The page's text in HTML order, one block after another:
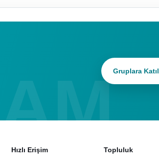
Gruplara Katıl
Hızlı Erişim Topluluk